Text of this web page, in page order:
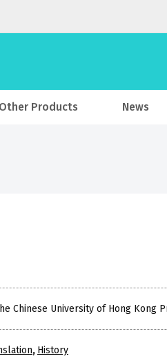
Other Products News
Chinese University of Hong Kong
, History